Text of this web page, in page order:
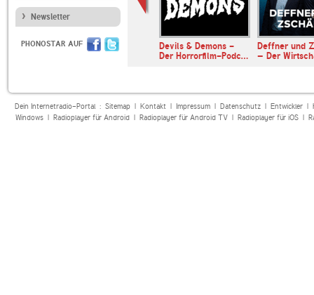
Newsletter
PHONOSTAR AUF
ein
Devils & Demons -
Der Horrorfilm-Podc…
Deffner und
– Der
Dein Internetradio-Portal : Sitemap| Kontakt| Impressum| Datenschutz| Entwickler|
Windows| Radioplayer für Android| Radioplayer für Android TV| Radioplayer für iOS|